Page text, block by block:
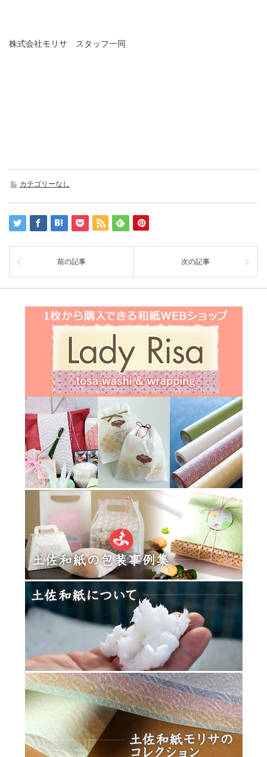
株式会社モリサ スタッフ一同
カテゴリーなし
前の記事 次の記事